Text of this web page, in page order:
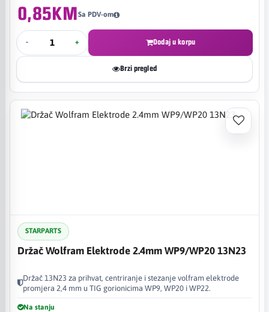
0,85KMSa PDV-om
- + Dodaj u korpu
Brzi pregled
STARPARTS
Držač Wolfram Elektrode 2.4mm WP9/WP20 13N23
Držač 13N23 za prihvat, centriranje i stezanje volfram elektrode
promjera 2,4 mm u TIG gorionicima WP9, WP20 i WP22.
Na stanju